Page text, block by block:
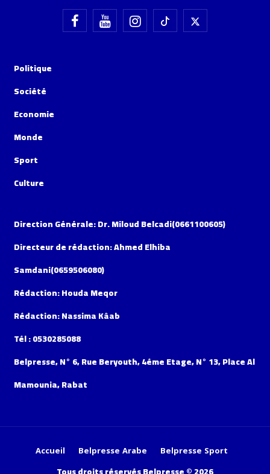
Politique
Société
Economie
Monde
Sport
Culture
Direction Générale: Dr. Miloud Belcadi(0661100605)
Directeur de rédaction: Ahmed Elhiba
Samdani(0659506080)
Rédaction: Houda Meqor
Rédaction: Nassima Kâab
Tél : 0530285088
Belpresse, N° 6, Rue Beryouth, 4éme Etage, N° 13, Place Al
Mamounia, Rabat
Accueil Belpresse Arabe Belpresse Sport